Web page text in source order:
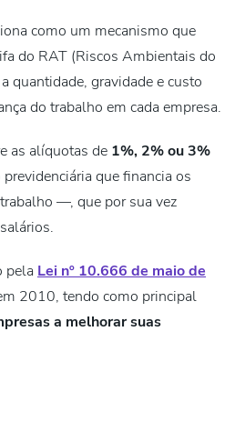
como um mecanismo que
do RAT (Riscos Ambientais do
quantidade, gravidade e custo
do trabalho em cada empresa.
as alíquotas de 1%, 2% ou 3%
que financia os
—, que por sua vez
pela Lei nº 10.666 de maio de
2010, tendo como principal
a melhorar suas